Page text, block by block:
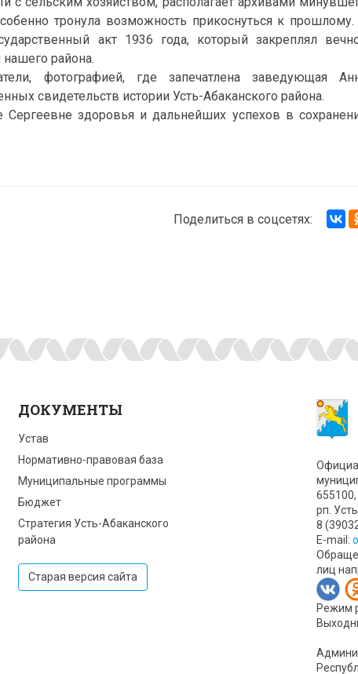
тронула возможность прикоснуться к
акт 1936 года, который закреплял
района.
фотографией, где запечатлена заведующая
свидетельств истории Усть-Абаканского района.
здоровья и дальнейших успехов в
Поделиться в соцсетях:
ДОКУМЕНТЫ
Устав
Нормативно-правовая база
Муниципальные программы
Бюджет
Стратегия Усть-Абаканского
района
Старая версия сайта
рп.
8
Е-mail:
лиц
Режим